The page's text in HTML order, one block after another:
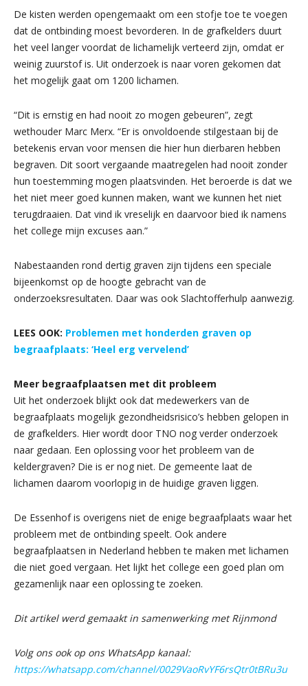
De kisten werden opengemaakt om een stofje toe te voegen
dat de ontbinding moest bevorderen. In de grafkelders duurt
het veel langer voordat de lichamelijk verteerd zijn, omdat er
weinig zuurstof is. Uit onderzoek is naar voren gekomen dat
het mogelijk gaat om 1200 lichamen.
“Dit is ernstig en had nooit zo mogen gebeuren”, zegt
wethouder Marc Merx. “Er is onvoldoende stilgestaan bij de
betekenis ervan voor mensen die hier hun dierbaren hebben
begraven. Dit soort vergaande maatregelen had nooit zonder
hun toestemming mogen plaatsvinden. Het beroerde is dat we
het niet meer goed kunnen maken, want we kunnen het niet
terugdraaien. Dat vind ik vreselijk en daarvoor bied ik namens
het college mijn excuses aan.”
Nabestaanden rond dertig graven zijn tijdens een speciale
bijeenkomst op de hoogte gebracht van de
onderzoeksresultaten. Daar was ook Slachtofferhulp aanwezig.
LEES OOK: Problemen met honderden graven op
begraafplaats: ‘Heel erg vervelend’
Meer begraafplaatsen met dit probleem
Uit het onderzoek blijkt ook dat medewerkers van de
begraafplaats mogelijk gezondheidsrisico’s hebben gelopen in
de grafkelders. Hier wordt door TNO nog verder onderzoek
naar gedaan. Een oplossing voor het probleem van de
keldergraven? Die is er nog niet. De gemeente laat de
lichamen daarom voorlopig in de huidige graven liggen.
De Essenhof is overigens niet de enige begraafplaats waar het
probleem met de ontbinding speelt. Ook andere
begraafplaatsen in Nederland hebben te maken met lichamen
die niet goed vergaan. Het lijkt het college een goed plan om
gezamenlijk naar een oplossing te zoeken.
Dit artikel werd gemaakt in samenwerking met Rijnmond
Volg ons ook op ons WhatsApp kanaal:
https://whatsapp.com/channel/0029VaoRvYF6rsQtr0tBRu3u